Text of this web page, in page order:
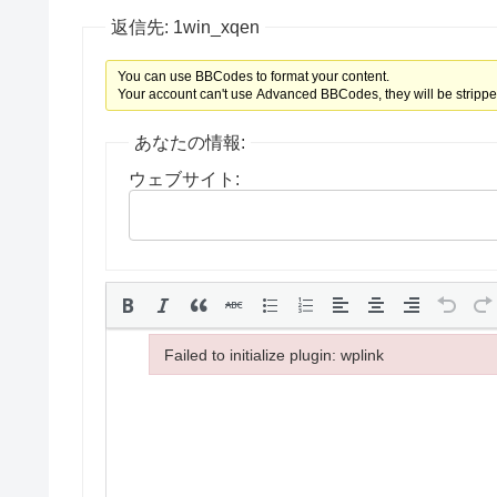
返信先: 1win_xqen
You can use BBCodes to format your content.
Your account can't use Advanced BBCodes, they will be
あなたの情報:
ウェブサイト:
Failed to initialize plugin: wplink
Failed to initialize plugin: wplink